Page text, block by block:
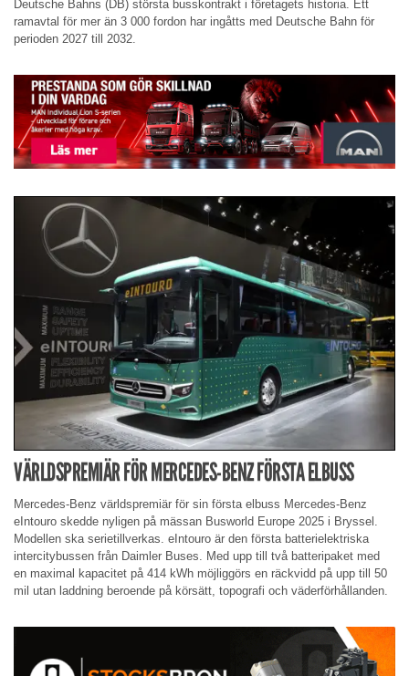
Deutsche Bahns (DB) största busskontrakt i företagets historia. Ett
ramavtal för mer än 3 000 fordon har ingåtts med Deutsche Bahn för
perioden 2027 till 2032.
VÄRLDSPREMIÄR FÖR MERCEDES-BENZ FÖRSTA ELBUSS
Mercedes-Benz världspremiär för sin första elbuss Mercedes-Benz
eIntouro skedde nyligen på mässan Busworld Europe 2025 i Bryssel.
Modellen ska serietillverkas. eIntouro är den första batterielektriska
intercitybussen från Daimler Buses. Med upp till två batteripaket med
en maximal kapacitet på 414 kWh möjliggörs en räckvidd på upp till 50
mil utan laddning beroende på körsätt, topografi och väderförhållanden.